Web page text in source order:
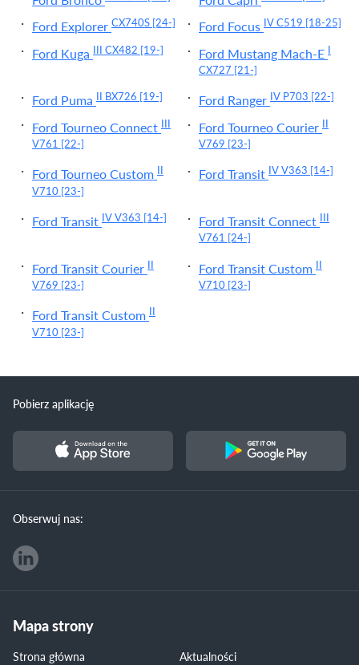
Ford Explorer CX740S [24-] Ford Focus IV C519 [18-25]
Ford Kuga III CX482 [19-] Ford Mustang Mach-E I
CX727 [21-]
Ford Puma II BX726 [19-] Ford Ranger IV P703 [22-]
Ford Tourneo Connect III
V761 [22-]
Ford Tourneo Courier II
V769 [23-]
Ford Tourneo Custom II
V710 [23-]
Ford Transit IV V363 [14-]
Ford Transit IV V363 [14-] Ford Transit Connect III
V761 [24-]
Ford Transit Courier II
V769 [23-]
Ford Transit Custom II
V710 [23-]
Ford Transit Custom II
V710 [23-]
Pobierz aplikację
Obserwuj nas:
Mapa strony
Strona główna Aktualności